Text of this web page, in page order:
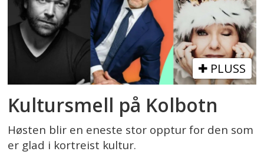
PLUSS
Kultursmell på Kolbotn
Høsten blir en eneste stor opptur for den som
er glad i kortreist kultur.